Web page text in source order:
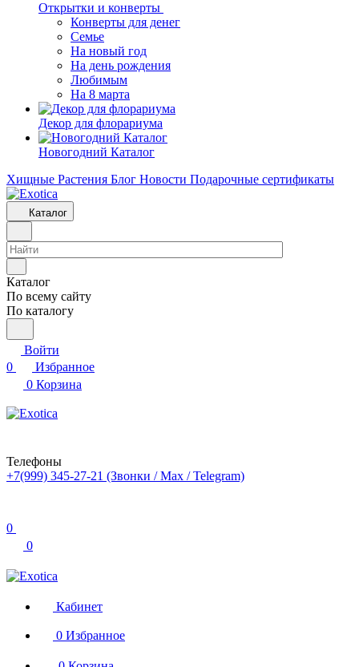
Открытки и конверты
Конверты для денег
Семье
На новый год
На день рождения
Любимым
На 8 марта
Декор для флорариума
Новогодний Каталог
Хищные Растения Блог Новости Подарочные сертификаты
Каталог
Каталог
По всему сайту
По каталогу
Войти
0
Избранное
0 Корзина
Телефоны
+7(999) 345-27-21 (Звонки / Max / Telegram)
0
0
Кабинет
0 Избранное